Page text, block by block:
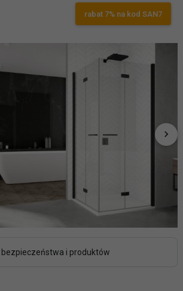
rabat 7% na kod SAN7
i produktów